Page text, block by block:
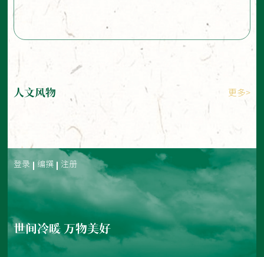
人文风物 更多>
登录 编撰 注册
世间冷暖 万物美好